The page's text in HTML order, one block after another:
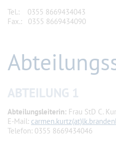
Tel.: 0355 8669434043
Fax.: 0355 8669434090
ABTEILUNG 1
Abteilungsleiterin: Frau StD C.
E-Mail:
Telefon: 0355 8669434046